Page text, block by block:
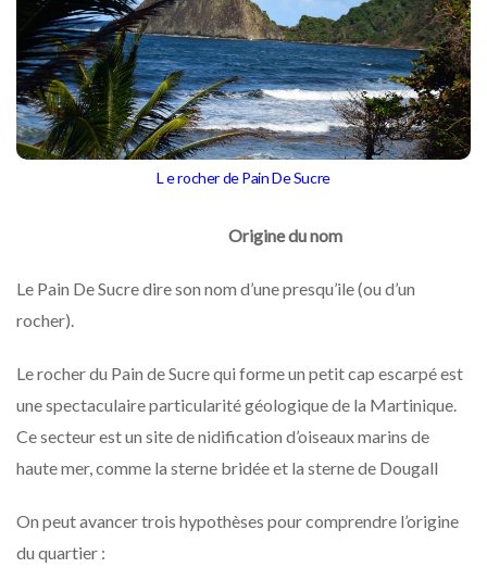
L e rocher de Pain De Sucre
Origine du nom
Le Pain De Sucre dire son nom d’une presqu’ile (ou d’un
rocher).
Le rocher du Pain de Sucre qui forme un petit cap escarpé est
une spectaculaire particularité géologique de la Martinique.
Ce secteur est un site de nidification d’oiseaux marins de
haute mer, comme la sterne bridée et la sterne de Dougall
On peut avancer trois hypothèses pour comprendre l’origine
du quartier :